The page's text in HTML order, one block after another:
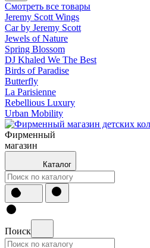
Смотреть все товары
Jeremy Scott Wings
Car by Jeremy Scott
Jewels of Nature
Spring Blossom
DJ Khaled We The Best
Birds of Paradise
Butterfly
La Parisienne
Rebellious Luxury
Urban Mobility
Фирменный
магазин
Каталог
Поиск